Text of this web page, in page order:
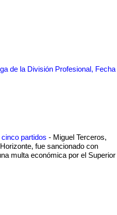
de la División Profesional, Fecha
partidos - Miguel Terceros,
fue sancionado con
multa económica por el Superior